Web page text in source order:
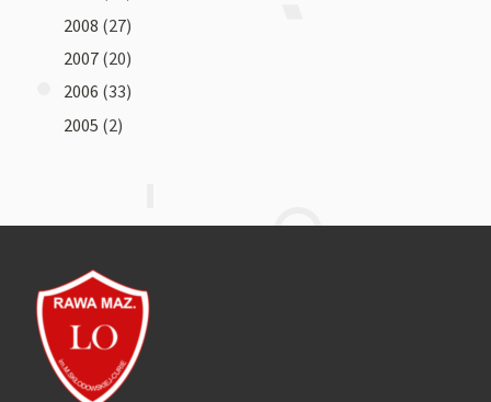
2008 (27)
2007 (20)
2006 (33)
2005 (2)